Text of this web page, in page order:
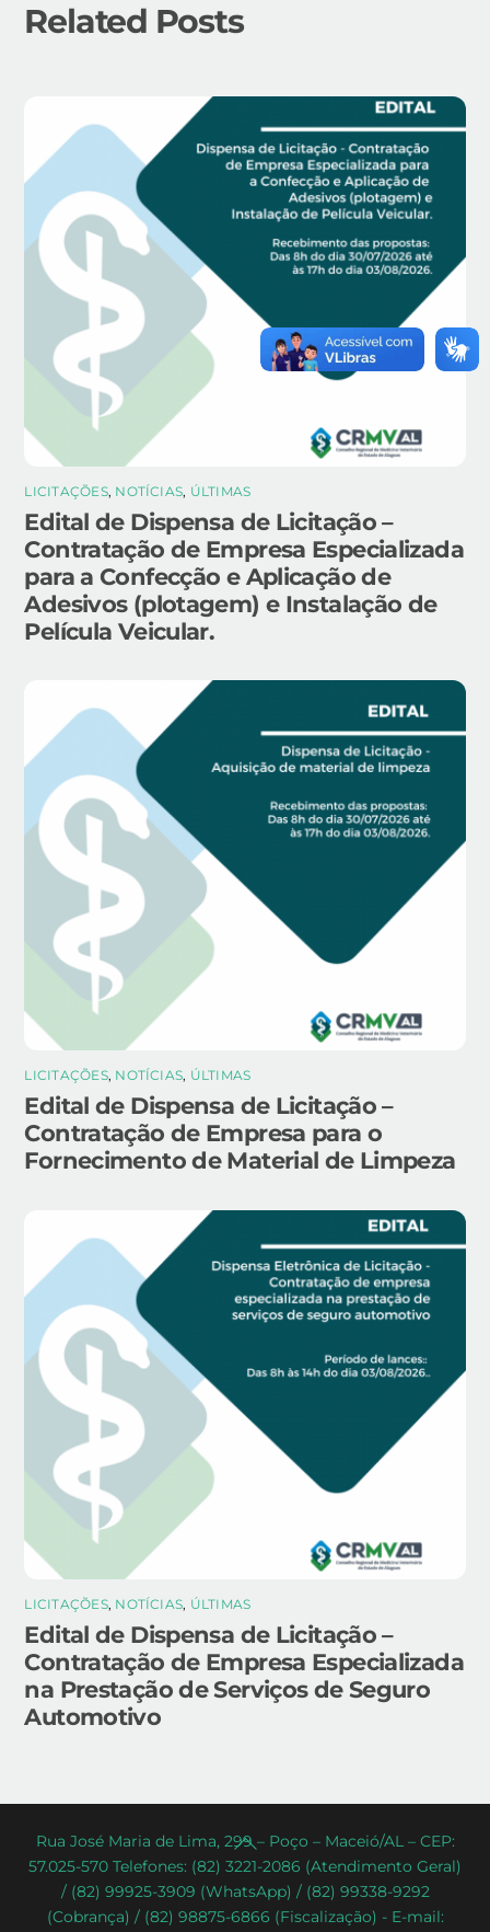
Related Posts
LICITAÇÕES, NOTÍCIAS, ÚLTIMAS
Edital de Dispensa de Licitação –
Contratação de Empresa Especializada
para a Confecção e Aplicação de
Adesivos (plotagem) e Instalação de
Película Veicular.
LICITAÇÕES, NOTÍCIAS, ÚLTIMAS
Edital de Dispensa de Licitação –
Contratação de Empresa para o
Fornecimento de Material de Limpeza
LICITAÇÕES, NOTÍCIAS, ÚLTIMAS
Edital de Dispensa de Licitação –
Contratação de Empresa Especializada
na Prestação de Serviços de Seguro
Automotivo
Back
To
Top
Rua José Maria de Lima, 299 – Poço – Maceió/AL – CEP:
57.025-570 Telefones: (82) 3221-2086 (Atendimento Geral)
/ (82) 99925-3909 (WhatsApp) / (82) 99338-9292
(Cobrança) / (82) 98875-6866 (Fiscalização) - E-mail: